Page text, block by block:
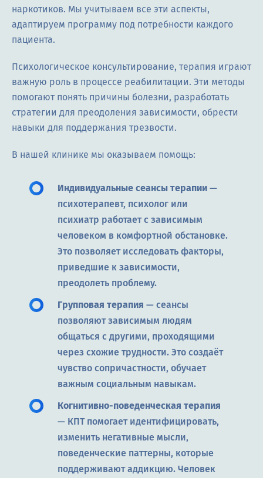
наркотиков. Мы учитываем все эти аспекты,
адаптируем программу под потребности каждого
пациента.
Психологическое консультирование, терапия играют
важную роль в процессе реабилитации. Эти методы
помогают понять причины болезни, разработать
стратегии для преодоления зависимости, обрести
навыки для поддержания трезвости.
В нашей клинике мы оказываем помощь:
Индивидуальные сеансы терапии —
психотерапевт, психолог или
психиатр работает с зависимым
человеком в комфортной обстановке.
Это позволяет исследовать факторы,
приведшие к зависимости,
преодолеть проблему.
Групповая терапия — сеансы
позволяют зависимым людям
общаться с другими, проходящими
через схожие трудности. Это создаёт
чувство сопричастности, обучает
важным социальным навыкам.
Когнитивно-поведенческая терапия
— КПТ помогает идентифицировать,
изменить негативные мысли,
поведенческие паттерны, которые
поддерживают аддикцию. Человек